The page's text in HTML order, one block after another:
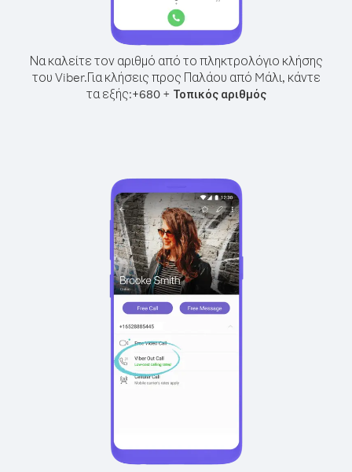
Να καλείτε τον αριθμό από το πληκτρολόγιο κλήσης
του Viber.Για κλήσεις προς Παλάου από Mάλι, κάντε
τα εξής:+680+ Τοπικός αριθμός